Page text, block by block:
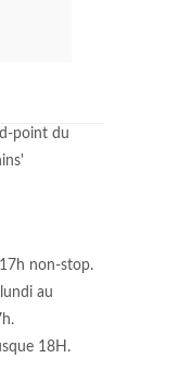
point du
non-stop.
au
18H.